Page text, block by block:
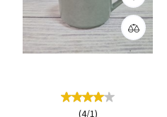
(4/1)